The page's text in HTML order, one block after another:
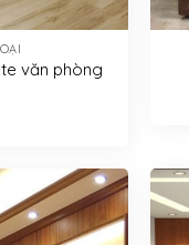
văn phòng